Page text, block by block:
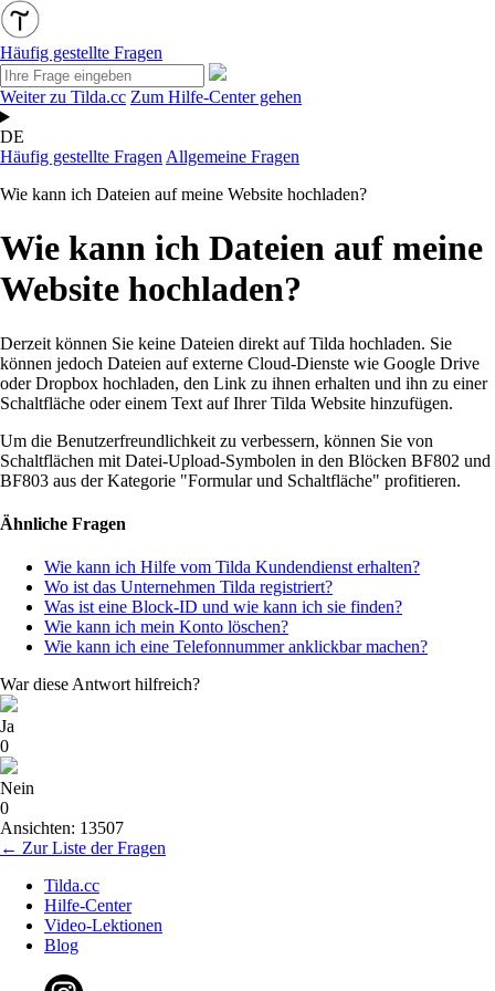
Häufig gestellte Fragen
Weiter zu Tilda.cc Zum Hilfe-Center gehen
DE
Häufig gestellte Fragen Allgemeine Fragen
Wie kann ich Dateien auf meine Website hochladen?
Wie kann ich Dateien auf meine
Website hochladen?
Derzeit können Sie keine Dateien direkt auf Tilda hochladen. Sie
können jedoch Dateien auf externe Cloud-Dienste wie Google Drive
oder Dropbox hochladen, den Link zu ihnen erhalten und ihn zu einer
Schaltfläche oder einem Text auf Ihrer Tilda Website hinzufügen.
Um die Benutzerfreundlichkeit zu verbessern, können Sie von
Schaltflächen mit Datei-Upload-Symbolen in den Blöcken BF802 und
BF803 aus der Kategorie "Formular und Schaltfläche" profitieren.
Ähnliche Fragen
Wie kann ich Hilfe vom Tilda Kundendienst erhalten?
Wo ist das Unternehmen Tilda registriert?
Was ist eine Block-ID und wie kann ich sie finden?
Wie kann ich mein Konto löschen?
Wie kann ich eine Telefonnummer anklickbar machen?
War diese Antwort hilfreich?
Ja
0
Nein
0
Ansichten: 13507
← Zur Liste der Fragen
Tilda.cc
Hilfe-Center
Video-Lektionen
Blog